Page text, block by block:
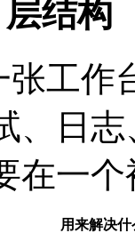
结构
张工
、日
在一
用来解决什